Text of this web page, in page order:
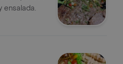
ensalada.